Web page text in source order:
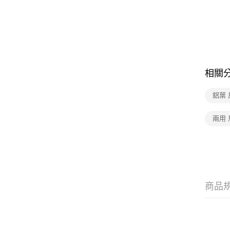
相關
鋁葉
兩用
商品